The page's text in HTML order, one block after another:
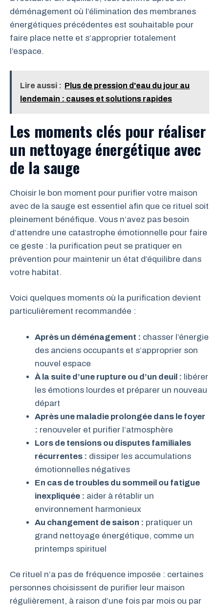
déménagement où l’élimination des membranes
énergétiques précédentes est souhaitable pour
faire place nette et s’approprier totalement
l’espace.
Lire aussi : Plus de pression d'eau du jour au
lendemain : causes et solutions rapides
Les moments clés pour réaliser
un nettoyage énergétique avec
de la sauge
Choisir le bon moment pour purifier votre maison
avec de la sauge est essentiel afin que ce rituel soit
pleinement bénéfique. Vous n’avez pas besoin
d’attendre une catastrophe émotionnelle pour faire
ce geste : la purification peut se pratiquer en
prévention pour maintenir un état d’équilibre dans
votre habitat.
Voici quelques moments où la purification devient
particulièrement recommandée :
Après un déménagement : chasser l’énergie
des anciens occupants et s’approprier son
nouvel espace
À la suite d’une rupture ou d’un deuil : libérer
les émotions lourdes et préparer un nouveau
départ
Après une maladie prolongée dans le foyer
: renouveler et purifier l’atmosphère
Lors de tensions ou disputes familiales
récurrentes : dissiper les accumulations
émotionnelles négatives
En cas de troubles du sommeil ou fatigue
inexpliquée : aider à rétablir un
environnement harmonieux
Au changement de saison : pratiquer un
grand nettoyage énergétique, comme un
printemps spirituel
Ce rituel n’a pas de fréquence imposée : certaines
personnes choisissent de purifier leur maison
régulièrement, à raison d’une fois par mois ou par